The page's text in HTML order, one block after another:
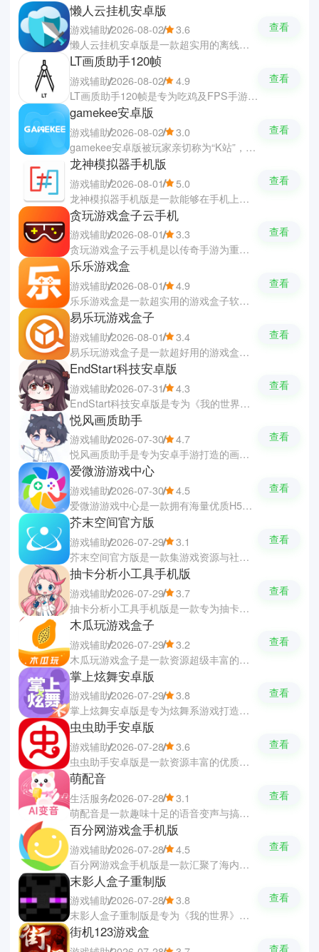
懒人云挂机安卓版
游戏辅助2026-08-02
3.6
懒人云挂机安卓版是一款超实用的离线托管与自动化辅助软件，省时省力的游戏挂机升级的好助手。软件基于云端虚拟手机技术，基本不占用本地设备资源与流量，就能轻松实现24小时不间断的稳定挂机。软件支持多种自动化任务执行与托管模式，帮助你们自动打怪升级、积累金币资源，即使忙于工作生活也能轻松跟上游戏进度。
查看
LT画质助手120帧
游戏辅助2026-08-02
4.9
LT画质助手120帧是专为吃鸡及FPS手游打造的画质修改与性能优化软件，可以在免Root环境下安全稳定运行。软件支持自由调整画面的亮度、对比度与饱和度，并能一键修改分辨率并解锁高达120帧的极致流畅高帧率。软件还有实用的准星辅助与悬浮窗便捷调参功能，大幅度提升了游戏对战的体验。
查看
gamekee安卓版
游戏辅助2026-08-02
3.0
gamekee安卓版被玩家亲切称为“K站”，是一款开放式WIKI游戏社区，让你们探索各种优质的游戏与资料。软件拥有海量的热门作品的干货攻略、视频教程与深度评测，让你们随时找到所需的资讯并帮助你们突破游戏中的卡点。软件还提供了第一手游戏资讯与活动礼包，还支持零门槛搭建与维护属于自己的游戏百科，可以随时交流分享心的体验。
查看
龙神模拟器手机版
游戏辅助2026-08-01
5.0
龙神模拟器手机版是一款能够在手机上畅玩Switch大作的神级开源模拟器，已经实现了全中文汉化。软件支持自定义游戏分辨率、帧率及画面抗锯齿调节，大幅度优化画质的表现。软件完美适配蓝牙手柄与触控按键，还提供即时存档、读档与音频调整功能，一键导入ROM即可开启掌机体验。
查看
贪玩游戏盒子云手机
游戏辅助2026-08-01
3.3
贪玩游戏盒子云手机是以传奇手游为重点核心打造的游戏盒子软件，让你们重温各种经典的传奇游戏。软件汇聚了海量的游戏资源供你们下载游玩，也能随时掌握最新的游戏资讯与攻略，帮助你们快速松发掘优质的新游。软件支持应用多开和小窗便捷操作，还有云端24小时离线托管挂机功能，搭配上活跃的社区交流专区，让你们畅游在精彩的游戏世界中。
查看
乐乐游戏盒
游戏辅助2026-08-01
4.9
乐乐游戏盒是一款超实用的游戏盒子软件，汇聚了海量热门经典手游、BT版、MOD以及移植小游戏等资源。平台上所有商家的游戏都经过严格的测试与筛选，确保了安全无毒并提供精选榜单与详细分类，帮助你们快速发现心仪的佳作。软件还设有游戏攻略与玩家交流的板块，让你们轻松掌握最新资讯，以及学习大神的技巧与思维。
查看
易乐玩游戏盒子
游戏辅助2026-08-01
3.4
易乐玩游戏盒子是一款超好用的游戏盒软件，体验随心畅玩的精彩游戏世界。软件汇聚了海量精彩的H5游戏与热门手游，部分游戏即点即玩无需下载，省时又省内存。软件提供了极速检索、分类筛选和最新游戏资讯攻略，还支持好友在线组队开黑与语音连麦。软件的福利有奖专区更是官方满满的关爱，你们只需完成任务就能轻松领取礼包和超值折扣优惠。
查看
EndStart科技安卓版
游戏辅助2026-07-31
4.3
EndStart科技安卓版是专为《我的世界》打造的游戏辅助软件，广泛适配从经典1.8到最新版本的各个游戏版本。软件具备自动钓鱼种植、箱子一键整理、建筑辅助与战斗优化等丰富的功能，还有大量的精美皮肤任你们下载使用。软件采用了轻量化框架与本地加速技术，以及独特的视觉增强与智能防检测机制，让你们放双手的畅快体验。
查看
悦风画质助手
游戏辅助2026-07-30
4.7
悦风画质助手是专为安卓手游打造的画质优化与辅助软件，帮助你们获得极速顺畅操作与极致的视觉体验。软件能够够智能检测手机的性能状况，一键解锁高帧率与超高清的画质，有效提升画面的清晰度与游戏的流畅度。软件还有实用的外置准星、陀螺仪精准调节及网络稳定优化等多种辅助功能，能够完美适配多款热门竞技射击类手游。
查看
爱微游游戏中心
游戏辅助2026-07-30
4.5
爱微游游戏中心是一款拥有海量优质H5与手游资源的游戏平台，每日实时更新热门新游，让你们不断游玩到最新的游戏。软件提供了热门榜单与智能推荐供你们参考当前最受欢迎的游戏，还有即点即玩的小游戏让你们彻底告别游戏荒。软件还设有游戏交流社区，你们可以观看各路大神的技巧与攻略，随时随地发现好游戏。
查看
芥末空间官方版
游戏辅助2026-07-29
3.1
芥末空间官方版是一款集游戏资源与社区交流于一体的游戏辅助软件，各种游戏辅助器以及虚拟应用管理等等都可以找到。软件拥有丰富的正版与特色版本资源，并支持高速下载与断点续传。软件还设有活跃的玩家互动社区，你们可以随时查看游戏资讯与大神攻略，还可以自由分享和下载各类工具插件。
查看
抽卡分析小工具手机版
游戏辅助2026-07-29
3.7
抽卡分析小工具手机版是一款专为抽卡游戏元素打造的辅助分析与抽卡模拟软件，帮助你们合理规划道具与抽卡策略。软件支持无限次单抽与十连抽模拟，并会同步官方的真实概率与保底机制，让你们无需消耗资源就能体验抽卡乐趣并测试运气。软件还附带丰富的游戏攻略与交流社区，让你们可以互相分享自己的抽卡结果和讨论游戏内容。
查看
木瓜玩游戏盒子
游戏辅助2026-07-29
3.2
木瓜玩游戏盒子是一款资源超级丰富的游戏盒子软件，整合了海量正版与特色的版本游戏资源。软件支持一键输入关键词快速搜索，也会根据你们个人偏好进行精准推荐游戏。软件提供了一站式下载、自动安装与版本更新服务，更有丰富的高额独家礼包领领领与攻略社区交流，让你们轻松发现好的游戏。
查看
掌上炫舞安卓版
游戏辅助2026-07-29
3.8
掌上炫舞安卓版是专为炫舞系游戏打造的官方随身服务与社交助手软件，让你们永不离线地享受舞蹈乐趣。软件支持随时随地云端体验与游戏背包查看，还集成了权威资讯前瞻、维护提醒与维护补给领领领。软件还设有活跃的社区，你们可以与好友实时畅聊和交流时尚穿搭，一键定格美丽的照片。
查看
虫虫助手安卓版
游戏辅助2026-07-28
3.6
虫虫助手安卓版是一款资源丰富的优质游戏软件，汇聚了海量热门的精品游戏，涵盖单机、汉化专区及海外热门资源。软件拥有手游录屏、游戏存档和谷歌安装器等实用辅助工具，还提供了实时资讯与通关攻略，让你们随时可以查阅。软件还设有活跃的交流社区，你们可以互相分享游戏心得与轻松找到同好
查看
萌配音
生活服务2026-07-28
3.1
萌配音是一款趣味十足的语音变声与搞怪语音包软件，让你们轻松变化自己的声音。软件拥有萝莉音、御姐音、大叔音及萌娃音等多种丰富的音色，并支持文字转语音与语音变声的配音创作。软件还有热门的语音包排行榜作为参考，让你们在游戏开黑、社交聊天还是短视频创作中都能自由切换，彻底隐藏自己的原声。
查看
百分网游戏盒手机版
游戏辅助2026-07-28
4.5
百分网游戏盒手机版是一款汇聚了海内外热门游戏、汉化精品与福利资源的游戏盒子平台，让你们轻松畅玩各种精彩的游戏。软件每日更新海量游戏资源，涵盖BT版、单机大作与破解无限资源等丰富类型，并提供一键下载解压的便捷功能，让你们游玩到想玩的游戏。在这里你们还可以随时查看最新资讯与热评推荐，让发现好游戏变得更简单。
查看
末影人盒子重制版
游戏辅助2026-07-28
3.8
末影人盒子重制版是专为《我的世界》打造的游戏辅助软件，让你们体验丰富的沙盒探索乐趣。软件拥有丰富的模组、地图与3D皮肤编辑工具，支持自定义的生物与装备组件。软件还提供了悬浮窗一键开启辅助功能、智能脚本自动化操作、红石电路模拟与建筑蓝图导出等黑科技，大幅提升游戏与建造的效率。
查看
街机123游戏盒
查看